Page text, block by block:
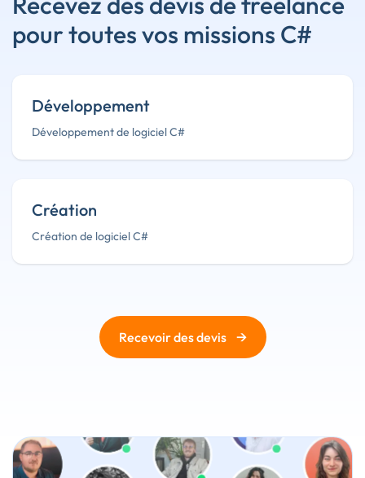
pour toutes vos missions C#
Développement
Développement de logiciel C#
Création
Création de logiciel C#
Recevoir des devis →